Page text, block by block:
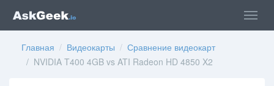
Главная / Видеокарты / Сравнение видеокарт
/ NVIDIA T400 4GB vs ATI Radeon HD 4850 X2